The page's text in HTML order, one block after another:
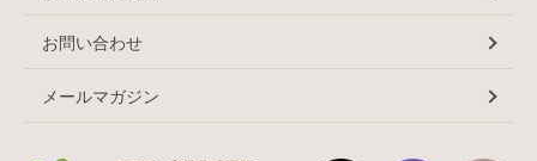
お問い合わせ
メールマガジン